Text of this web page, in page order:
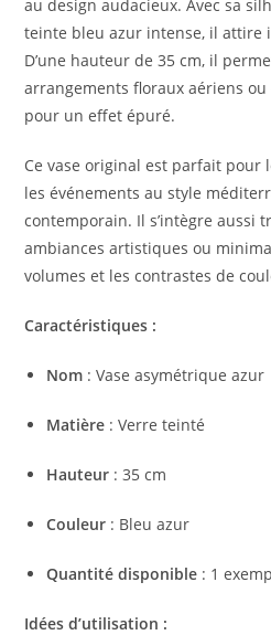
au design audacieux. Avec sa
teinte bleu azur intense, il attire
D’une hauteur de 35 cm, il
arrangements floraux aériens ou
pour un effet épuré.
Ce vase original est parfait pour
les événements au style
contemporain. Il s’intègre aussi
ambiances artistiques ou
volumes et les contrastes de
Caractéristiques :
Nom : Vase asymétrique azur
Matière : Verre teinté
Hauteur : 35 cm
Couleur : Bleu azur
Quantité disponible : 1
Idées d’utilisation :